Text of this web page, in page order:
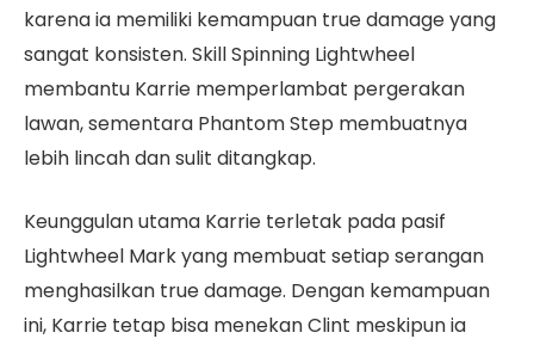
karena ia memiliki kemampuan true damage yang
sangat konsisten. Skill Spinning Lightwheel
membantu Karrie memperlambat pergerakan
lawan, sementara Phantom Step membuatnya
lebih lincah dan sulit ditangkap.
Keunggulan utama Karrie terletak pada pasif
Lightwheel Mark yang membuat setiap serangan
menghasilkan true damage. Dengan kemampuan
ini, Karrie tetap bisa menekan Clint meskipun ia